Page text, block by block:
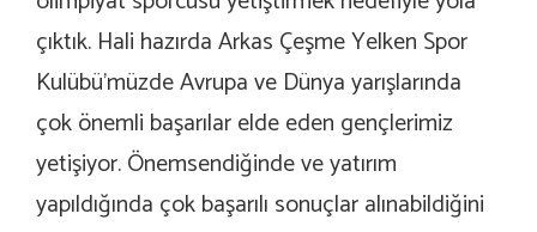
çıktık. Hali hazırda Arkas Çeşme Yelken Spor
Kulübü’müzde Avrupa ve Dünya yarışlarında
çok önemli başarılar elde eden gençlerimiz
yetişiyor. Önemsendiğinde ve yatırım
yapıldığında çok başarılı sonuçlar alınabildiğini